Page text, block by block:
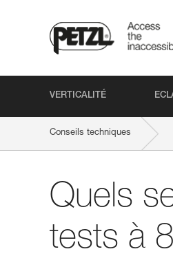
VERTICALITÉ
Conseils techniques
Quels
tests à